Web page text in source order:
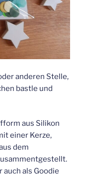
anderen Stelle,
bastle und
aus Silikon
einer Kerze,
dem
als Goodie